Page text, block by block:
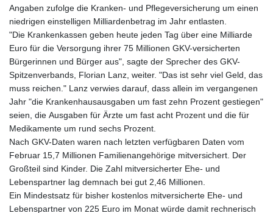
Angaben zufolge die Kranken- und Pflegeversicherung um einen
niedrigen einstelligen Milliardenbetrag im Jahr entlasten.
"Die Krankenkassen geben heute jeden Tag über eine Milliarde
Euro für die Versorgung ihrer 75 Millionen GKV-versicherten
Bürgerinnen und Bürger aus", sagte der Sprecher des GKV-
Spitzenverbands, Florian Lanz, weiter. "Das ist sehr viel Geld, das
muss reichen." Lanz verwies darauf, dass allein im vergangenen
Jahr "die Krankenhausausgaben um fast zehn Prozent gestiegen"
seien, die Ausgaben für Ärzte um fast acht Prozent und die für
Medikamente um rund sechs Prozent.
Nach GKV-Daten waren nach letzten verfügbaren Daten vom
Februar 15,7 Millionen Familienangehörige mitversichert. Der
Großteil sind Kinder. Die Zahl mitversicherter Ehe- und
Lebenspartner lag demnach bei gut 2,46 Millionen.
Ein Mindestsatz für bisher kostenlos mitversicherte Ehe- und
Lebenspartner von 225 Euro im Monat würde damit rechnerisch